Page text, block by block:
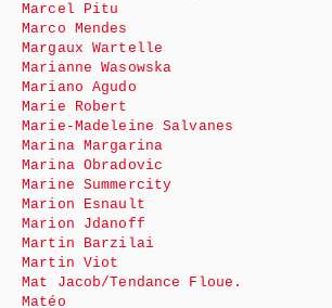
Marcel Pitu
Marco Mendes
Margaux Wartelle
Marianne Wasowska
Mariano Agudo
Marie Robert
Marie-Madeleine Salvanes
Marina Margarina
Marina Obradovic
Marine Summercity
Marion Esnault
Marion Jdanoff
Martin Barzilai
Martin Viot
Mat Jacob/Tendance Floue.
Matéo